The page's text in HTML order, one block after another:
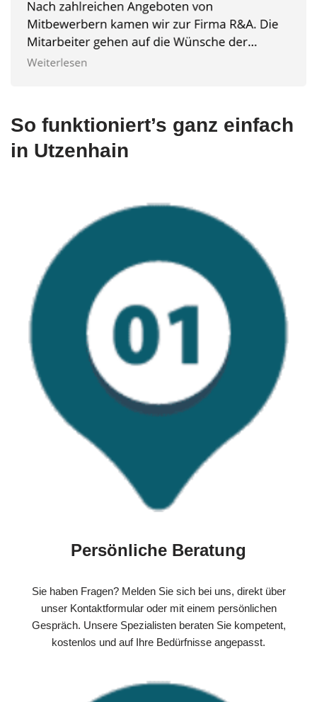
So funktioniert’s ganz einfach
in Utzenhain
Persönliche Beratung
Sie haben Fragen? Melden Sie sich bei uns, direkt über
unser Kontaktformular oder mit einem persönlichen
Gespräch. Unsere Spezialisten beraten Sie kompetent,
kostenlos und auf Ihre Bedürfnisse angepasst.